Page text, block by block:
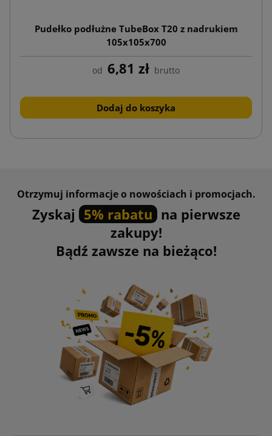
Pudełko podłużne TubeBox T20 z nadrukiem
105x105x700
od 6,81 zł brutto
Dodaj do koszyka
Otrzymuj informacje o nowościach i promocjach.
Zyskaj 5% rabatu na pierwsze
zakupy!
Bądź zawsze na bieżąco!